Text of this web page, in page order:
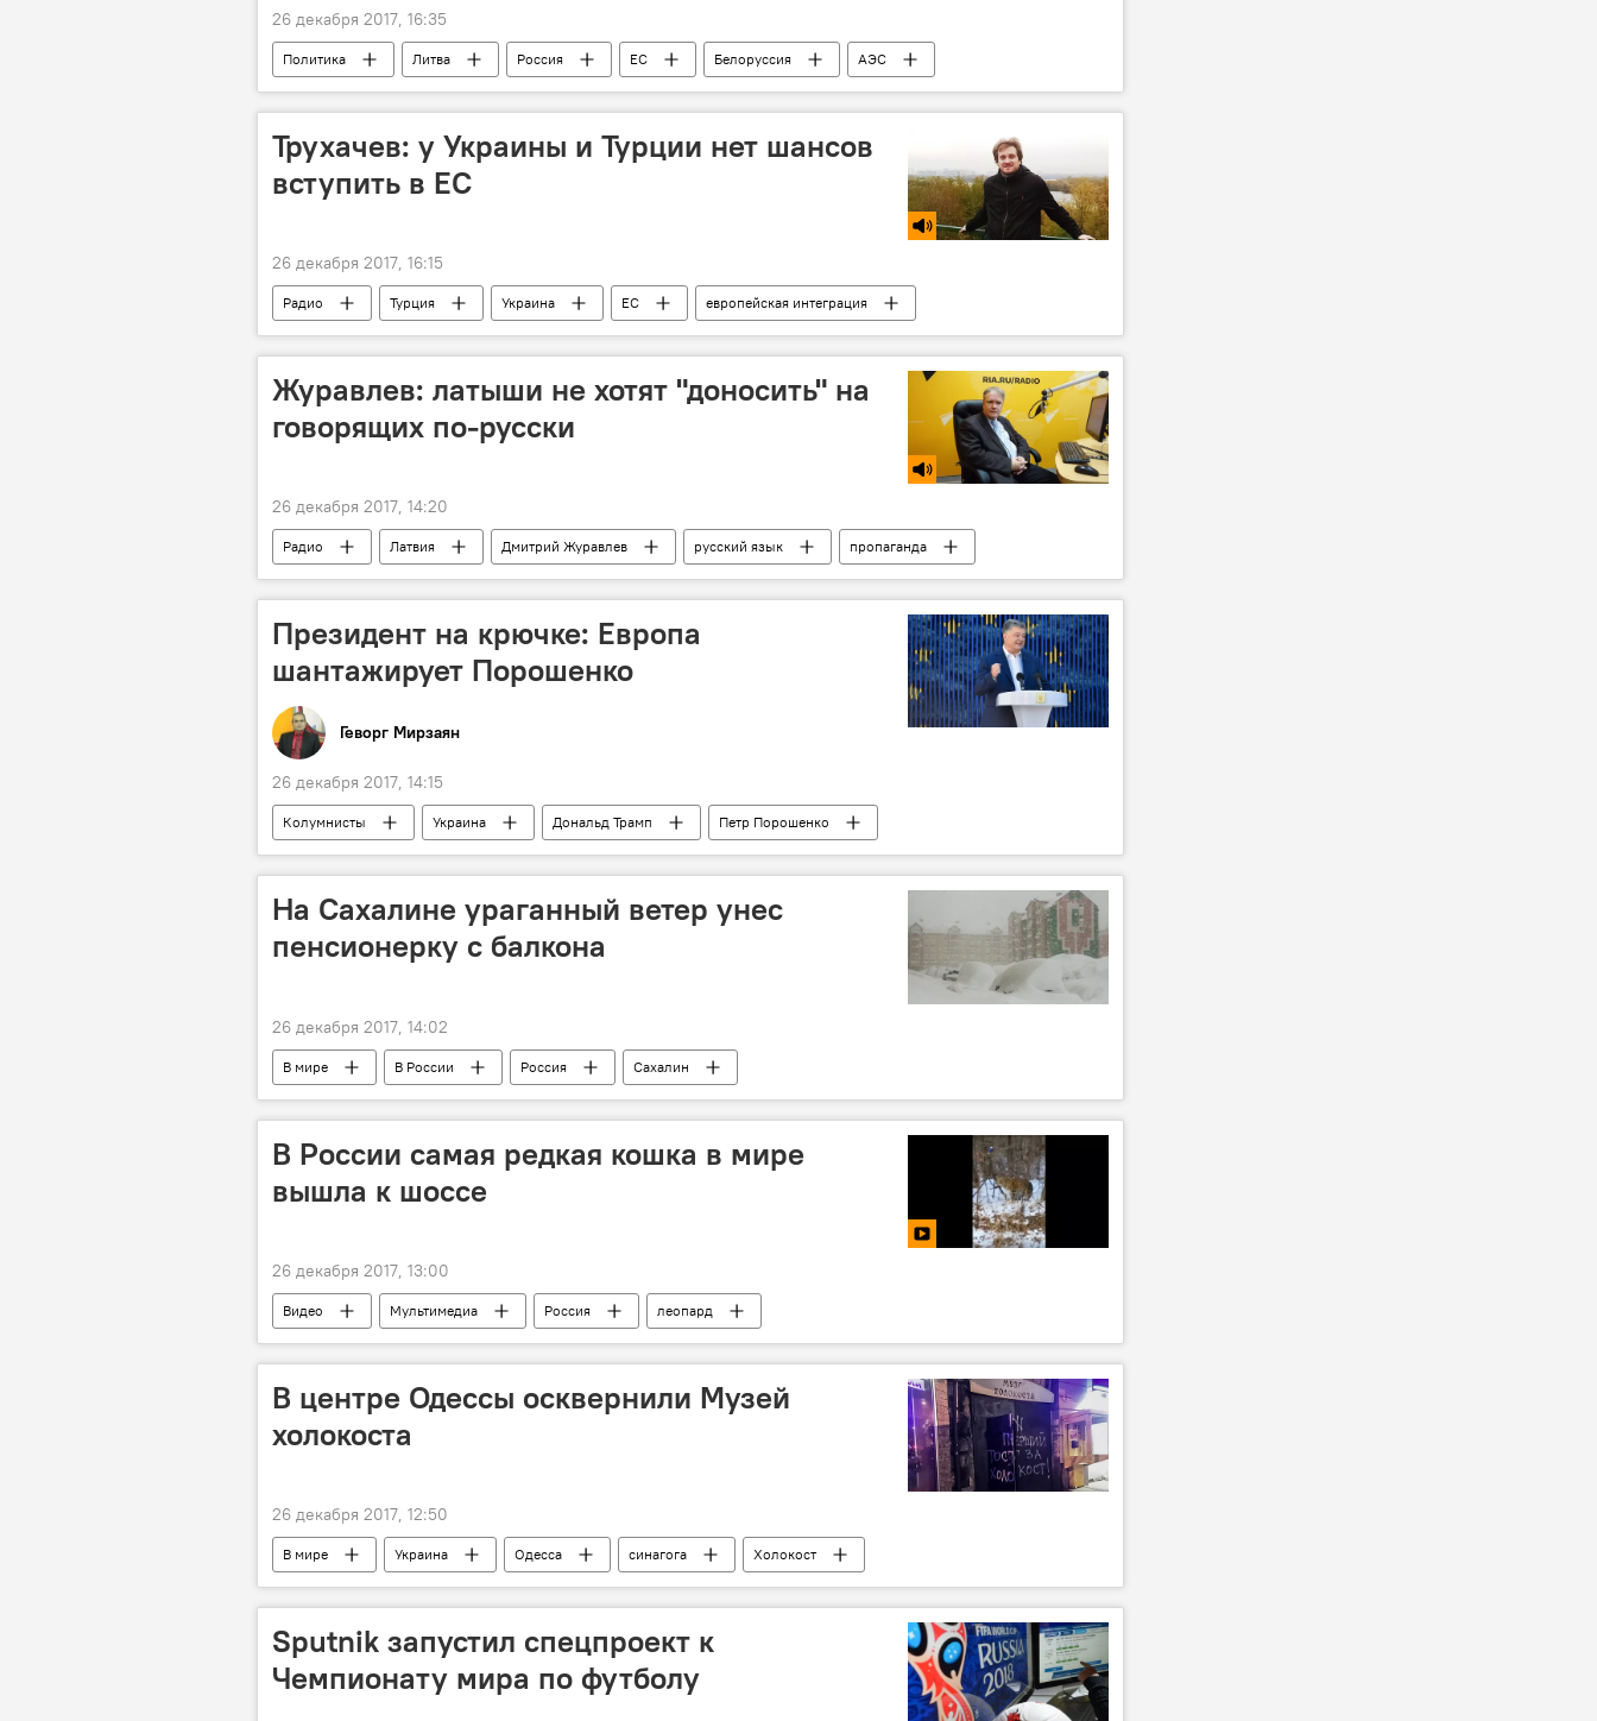
26 декабря 2017, 16:35
Политика Литва Россия ЕС Белоруссия
АЭС
Конфликт Литвы и Белоруссии из-за строительства АЭС
Трухачев: у Украины и Турции нет шансов
вступить в ЕС
26 декабря 2017, 16:15
Радио Турция Украина ЕС европейская интеграция
Журавлев: латыши не хотят "доносить" на
говорящих по-русски
26 декабря 2017, 14:20
Радио Латвия Дмитрий Журавлев русский язык пропаганда
Президент на крючке: Европа
шантажирует Порошенко
Геворг Мирзаян
26 декабря 2017, 14:15
Колумнисты Украина Дональд Трамп
Петр Порошенко
Михаил Саакашвили
На Сахалине ураганный ветер унес
пенсионерку с балкона
26 декабря 2017, 14:02
В мире В России Россия Сахалин
В России самая редкая кошка в мире
вышла к шоссе
26 декабря 2017, 13:00
Видео Мультимедиа Россия леопард
В центре Одессы осквернили Музей
холокоста
26 декабря 2017, 12:50
В мире Украина Одесса синагога Холокост
Sputnik запустил спецпроект к
Чемпионату мира по футболу